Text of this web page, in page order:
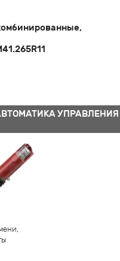
УПРАВЛЕНИЯ